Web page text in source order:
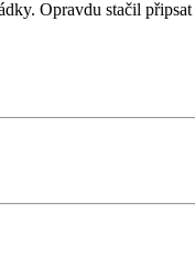
Opravdu stačil